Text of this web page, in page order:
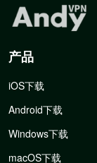
产品
iOS下载
Android下载
Windows下载
macOS下载